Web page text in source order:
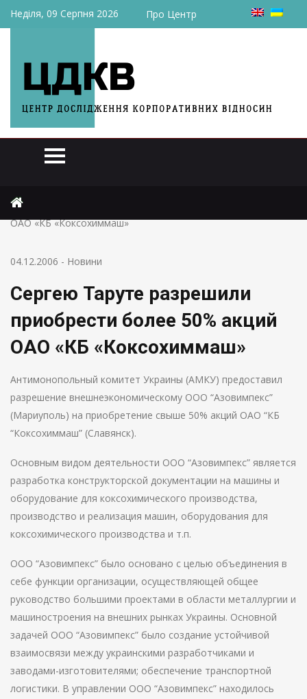
Неділя, 09 Серпня 2026 Про Центр
Сергею Таруте разрешили приобрести более 50% акций
ОАО «КБ «Коксохиммаш»
04.12.2006 - Новини
Сергею Таруте разрешили
приобрести более 50% акций
ОАО «КБ «Коксохиммаш»
Антимонопольный комитет Украины (АМКУ) предоставил
разрешение внешнеэкономическому ООО “Азовимпекс”
(Мариуполь) на приобретение свыше 50% акций ОАО “КБ
“Коксохиммаш” (Славянск).
Основным видом деятельности ООО “Азовимпекс” является
разработка конструкторской документации на машины и
оборудование для коксохимического производства,
производство и реализация машин, оборудования для
коксохимического производства и т.п.
ООО “Азовимпекс” было основано с целью объединения в
себе функции организации, осуществляющей общее
руководство большими проектами в области металлургии и
машиностроения на внешних рынках Украины. Основной
задачей ООО “Азовимпекс” было создание устойчивой
взаимосвязи между украинскими разработчиками и
заводами-изготовителями; обеспечение транспортной
логистики. В управлении ООО “Азовимпекс” находилось